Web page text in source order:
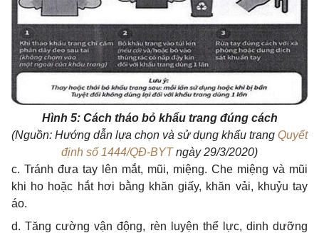
Hình 5: Cách tháo bỏ khẩu trang đúng cách
(Nguồn: Hướng dẫn lựa chọn và sử dụng khẩu trang Quyết
định số 1444/QĐ-BYTngày 29/3/2020)
c. Tránh đưa tay lên mắt, mũi, miệng. Che miệng và mũi
khi ho hoặc hắt hơi bằng khăn giấy, khăn vải, khuỷu tay
áo.
d. Tăng cường vận động, rèn luyện thể lực, dinh dưỡng